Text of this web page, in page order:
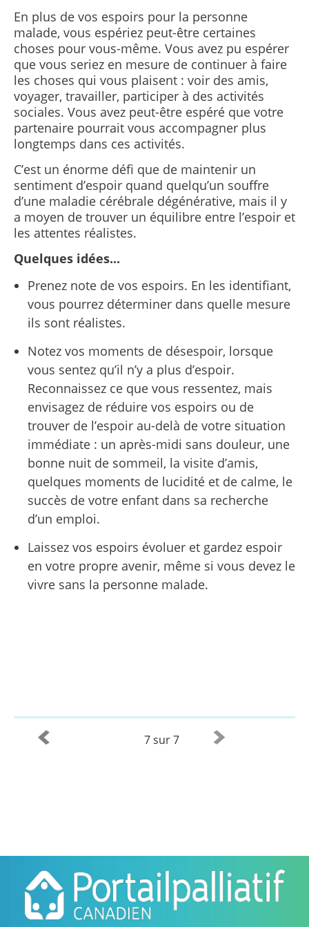
En plus de vos espoirs pour la personne
malade, vous espériez peut-être certaines
choses pour vous-même. Vous avez pu espérer
que vous seriez en mesure de continuer à faire
les choses qui vous plaisent : voir des amis,
voyager, travailler, participer à des activités
sociales. Vous avez peut-être espéré que votre
partenaire pourrait vous accompagner plus
longtemps dans ces activités.
C’est un énorme défi que de maintenir un
sentiment d’espoir quand quelqu’un souffre
d’une maladie cérébrale dégénérative, mais il y
a moyen de trouver un équilibre entre l’espoir et
les attentes réalistes.
Quelques idées...
Prenez note de vos espoirs. En les identifiant,
vous pourrez déterminer dans quelle mesure
ils sont réalistes.
Notez vos moments de désespoir, lorsque
vous sentez qu’il n’y a plus d’espoir.
Reconnaissez ce que vous ressentez, mais
envisagez de réduire vos espoirs ou de
trouver de l’espoir au-delà de votre situation
immédiate : un après-midi sans douleur, une
bonne nuit de sommeil, la visite d’amis,
quelques moments de lucidité et de calme, le
succès de votre enfant dans sa recherche
d’un emploi.
Laissez vos espoirs évoluer et gardez espoir
en votre propre avenir, même si vous devez le
vivre sans la personne malade.
7 sur 7